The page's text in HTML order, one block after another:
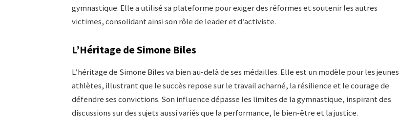
gymnastique. Elle a utilisé sa plateforme pour exiger des réformes et soutenir les autres
victimes, consolidant ainsi son rôle de leader et d’activiste.
L’Héritage de Simone Biles
L’héritage de Simone Biles va bien au-delà de ses médailles. Elle est un modèle pour les jeunes
athlètes, illustrant que le succès repose sur le travail acharné, la résilience et le courage de
défendre ses convictions. Son influence dépasse les limites de la gymnastique, inspirant des
discussions sur des sujets aussi variés que la performance, le bien-être et la justice.